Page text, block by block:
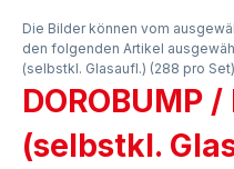
Die Bilder können vom
den folgenden Artikel
(selbstkl. Glasaufl.) (288 pro
DOROBUMP
(selbstkl.